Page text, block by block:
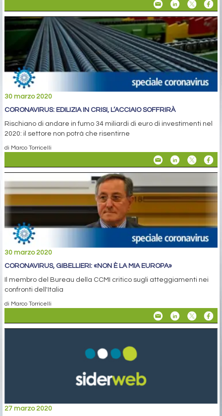
30 marzo 2020
CORONAVIRUS: EDILIZIA IN CRISI, L’ACCIAIO SOFFRIRÀ
Rischiano di andare in fumo 34 miliardi di euro di investimenti nel
2020: il settore non potrà che risentirne
di Marco Torricelli
30 marzo 2020
CORONAVIRUS, GIBELLIERI: «NON È LA MIA EUROPA»
Il membro del Bureau della CCMI critico sugli atteggiamenti nei
confronti dell'Italia
di Marco Torricelli
27 marzo 2020